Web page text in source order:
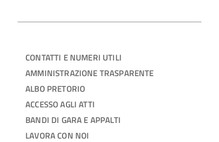
CONTATTI E NUMERI UTILI
AMMINISTRAZIONE TRASPARENTE
ALBO PRETORIO
ACCESSO AGLI ATTI
BANDI DI GARA E APPALTI
LAVORA CON NOI